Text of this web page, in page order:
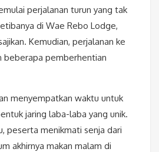
perjalanan turun yang tak
di Wae Rebo Lodge,
Kemudian, perjalanan ke
beberapa pemberhentian
menyempatkan waktu untuk
jaring laba-laba yang unik.
peserta menikmati senja dari
akhirnya makan malam di